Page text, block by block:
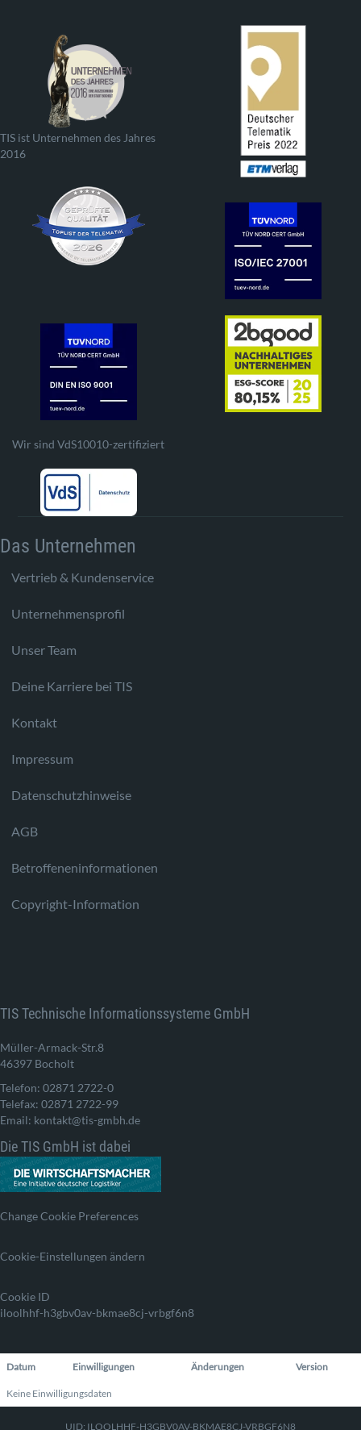
TIS ist Unternehmen des Jahres
2016
Wir sind VdS10010-zertifiziert
Das Unternehmen
Vertrieb & Kundenservice
Unternehmensprofil
Unser Team
Deine Karriere bei TIS
Kontakt
Impressum
Datenschutzhinweise
AGB
Betroffeneninformationen
Copyright-Information
TIS Technische Informationssysteme GmbH
Müller-Armack-Str.8
46397 Bocholt
Telefon: 02871 2722-0
Telefax: 02871 2722-99
Email: kontakt@tis-gmbh.de
Die TIS GmbH ist dabei
Change Cookie Preferences
Cookie-Einstellungen ändern
Cookie ID
iloolhhf-h3gbv0av-bkmae8cj-vrbgf6n8
Datum Einwilligungen Änderungen Version
Keine Einwilligungsdaten
UID: ILOOLHHF-H3GBV0AV-BKMAE8CJ-VRBGF6N8